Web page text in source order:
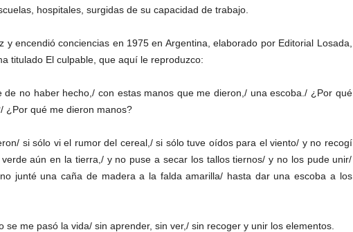
hospitales, surgidas de su capacidad de trabajo.
y encendió conciencias en 1975 en Argentina, elaborado por Editorial Losada,
titulado El culpable, que aquí le reproduzco:
de no haber hecho,/ con estas manos que me dieron,/ una escoba./ ¿Por qué
¿Por qué me dieron manos?
si sólo vi el rumor del cereal,/ si sólo tuve oídos para el viento/ y no recogí
aún en la tierra,/ y no puse a secar los tallos tiernos/ y no los pude unir/
junté una caña de madera a la falda amarilla/ hasta dar una escoba a los
se me pasó la vida/ sin aprender, sin ver,/ sin recoger y unir los elementos.